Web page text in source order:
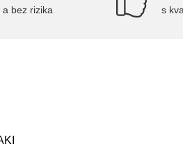
bez rizika s